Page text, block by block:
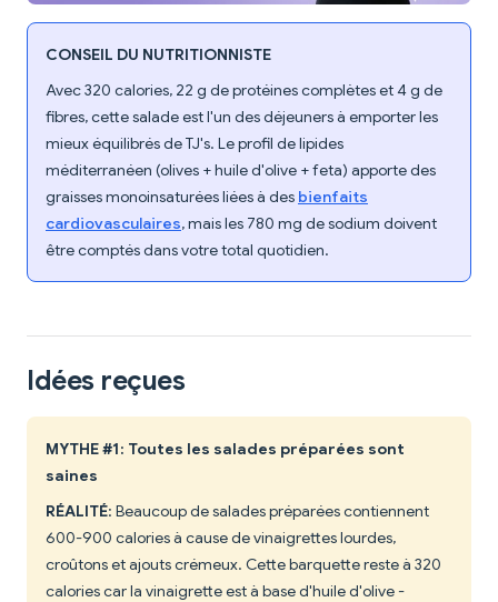
CONSEIL DU NUTRITIONNISTE
Avec 320 calories, 22 g de protéines complètes et 4 g de
fibres, cette salade est l'un des déjeuners à emporter les
mieux équilibrés de TJ's. Le profil de lipides
méditerranéen (olives + huile d'olive + feta) apporte des
graisses monoinsaturées liées à des bienfaits
cardiovasculaires, mais les 780 mg de sodium doivent
être comptés dans votre total quotidien.
Idées reçues
MYTHE #1: Toutes les salades préparées sont
saines
RÉALITÉ: Beaucoup de salades préparées contiennent
600-900 calories à cause de vinaigrettes lourdes,
croûtons et ajouts crémeux. Cette barquette reste à 320
calories car la vinaigrette est à base d'huile d'olive -